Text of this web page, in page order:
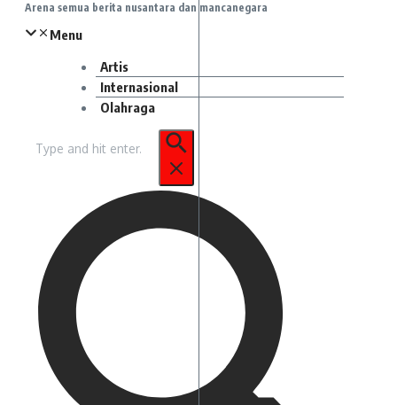
Arena semua berita nusantara dan mancanegara
Menu
Artis
Internasional
Olahraga
untuk: